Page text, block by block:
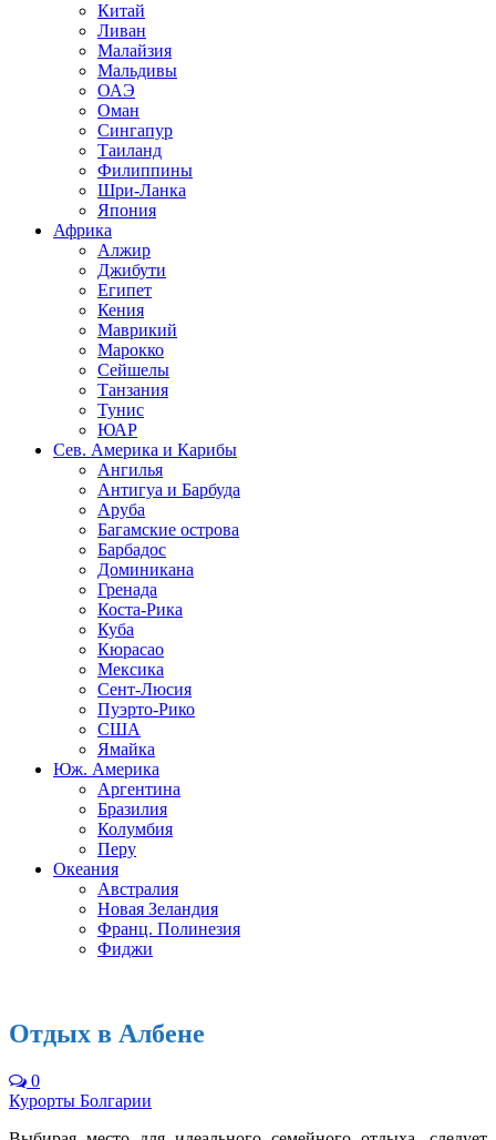
Китай
Ливан
Малайзия
Мальдивы
ОАЭ
Оман
Сингапур
Таиланд
Филиппины
Шри-Ланка
Япония
Африка
Алжир
Джибути
Египет
Кения
Маврикий
Марокко
Сейшелы
Танзания
Тунис
ЮАР
Сев. Америка и Карибы
Ангилья
Антигуа и Барбуда
Аруба
Багамские острова
Барбадос
Доминикана
Гренада
Коста-Рика
Куба
Кюрасао
Мексика
Сент-Люсия
Пуэрто-Рико
США
Ямайка
Юж. Америка
Аргентина
Бразилия
Колумбия
Перу
Океания
Австралия
Новая Зеландия
Франц. Полинезия
Фиджи
Отдых в Албене
0
Курорты Болгарии